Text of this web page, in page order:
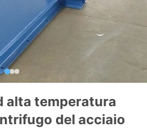
alta temperatura
del acciaio